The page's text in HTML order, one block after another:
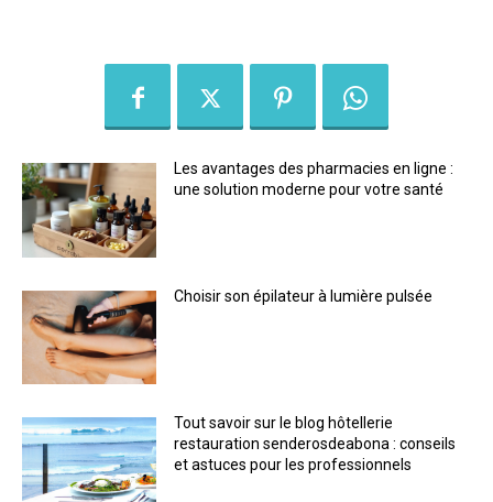
Les avantages des pharmacies en ligne :
une solution moderne pour votre santé
Choisir son épilateur à lumière pulsée
Tout savoir sur le blog hôtellerie
restauration senderosdeabona : conseils
et astuces pour les professionnels